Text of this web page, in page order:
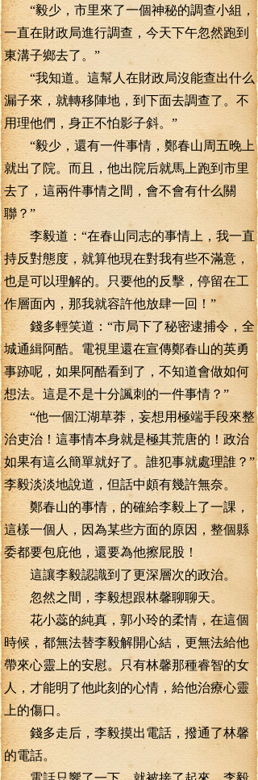
“毅少，市里來了一個神秘的調查小組，
一直在財政局進行調查，今天下午忽然跑到
東溝子鄉去了。”
“我知道。這幫人在財政局沒能查出什么
漏子來，就轉移陣地，到下面去調查了。不
用理他們，身正不怕影子斜。”
“毅少，還有一件事情，鄭春山周五晚上
就出了院。而且，他出院后就馬上跑到市里
去了，這兩件事情之間，會不會有什么關
聯？”
李毅道：“在春山同志的事情上，我一直
持反對態度，就算他現在對我有些不滿意，
也是可以理解的。只要他的反擊，停留在工
作層面內，那我就容許他放肆一回！”
錢多輕笑道：“市局下了秘密逮捕令，全
城通緝阿酷。電視里還在宣傳鄭春山的英勇
事跡呢，如果阿酷看到了，不知道會做如何
想法。這是不是十分諷刺的一件事情？”
“他一個江湖草莽，妄想用極端手段來整
治吏治！這事情本身就是極其荒唐的！政治
如果有這么簡單就好了。誰犯事就處理誰？”
李毅淡淡地說道，但話中頗有幾許無奈。
鄭春山的事情，的確給李毅上了一課，
這樣一個人，因為某些方面的原因，整個縣
委都要包庇他，還要為他擦屁股！
這讓李毅認識到了更深層次的政治。
忽然之間，李毅想跟林馨聊聊天。
花小蕊的純真，郭小玲的柔情，在這個
時候，都無法替李毅解開心結，更無法給他
帶來心靈上的安慰。只有林馨那種睿智的女
人，才能明了他此刻的心情，給他治療心靈
上的傷口。
錢多走后，李毅摸出電話，撥通了林馨
的電話。